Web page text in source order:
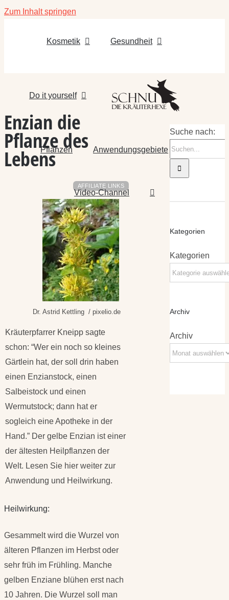
Zum Inhalt springen
Kosmetik Gesundheit
Do it yourself
Pflanzen Anwendungsgebiete
Video-Channel
Enzian die
Pflanze des
Lebens
AFFILIATE LINKS
Dr. Astrid Kettling / pixelio.de
Kräuterpfarrer Kneipp sagte
schon: “Wer ein noch so kleines
Gärtlein hat, der soll drin haben
einen Enzianstock, einen
Salbeistock und einen
Wermutstock; dann hat er
sogleich eine Apotheke in der
Hand.” Der gelbe Enzian ist einer
der ältesten Heilpflanzen der
Welt. Lesen Sie hier weiter zur
Anwendung und Heilwirkung.
Heilwirkung:
Gesammelt wird die Wurzel von
älteren Pflanzen im Herbst oder
sehr früh im Frühling. Manche
gelben Enziane blühen erst nach
10 Jahren. Die Wurzel soll man
Suche nach:
Kategorien
Kategorien
Archiv
Archiv